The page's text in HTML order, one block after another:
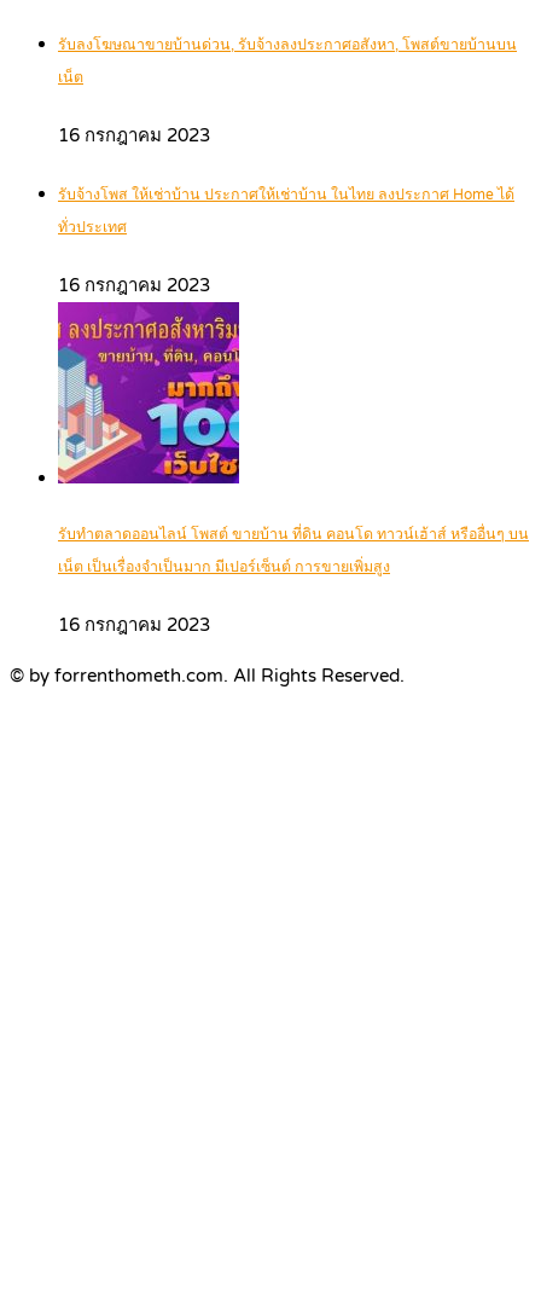
รับลงโฆษณาขายบ้านด่วน, รับจ้างลงประกาศอสังหา, โพสต์ขายบ้านบน
เน็ต
16 กรกฎาคม 2023
รับจ้างโพส ให้เช่าบ้าน ประกาศให้เช่าบ้าน ในไทย ลงประกาศ Home ได้
ทั่วประเทศ
16 กรกฎาคม 2023
รับทำตลาดออนไลน์ โพสต์ ขายบ้าน ที่ดิน คอนโด ทาวน์เฮ้าส์ หรืออื่นๆ บน
เน็ต เป็นเรื่องจำเป็นมาก มีเปอร์เซ็นต์ การขายเพิ่มสูง
16 กรกฎาคม 2023
© by forrenthometh.com. All Rights Reserved.